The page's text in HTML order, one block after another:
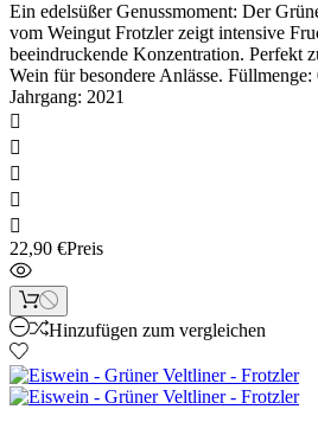
Ein edelsüßer Genussmoment: Der
vom Weingut Frotzler zeigt intensive
beeindruckende Konzentration. Perfekt
Wein für besondere Anlässe.
Jahrgang: 2021





22,90 €Preis
Hinzufügen zum vergleichen